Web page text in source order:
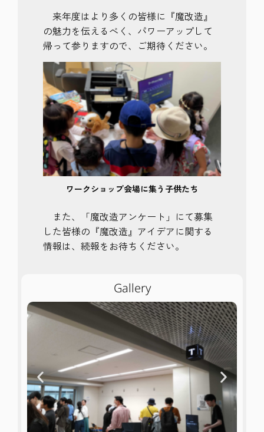
来年度はより多くの皆様に『魔改造』
の魅力を伝えるべく、パワーアップして
帰って参りますので、ご期待ください。
ワークショップ会場に集う子供たち
また、「魔改造アンケート」にて募集
した皆様の『魔改造』アイデアに関する
情報は、続報をお待ちください。
Gallery